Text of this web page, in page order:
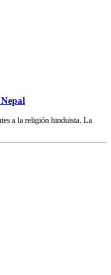
a la religión hinduista. La